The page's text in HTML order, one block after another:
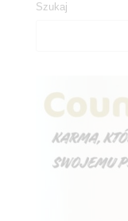
Szukaj